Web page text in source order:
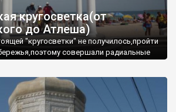
кругосветка(от
до Атлеша)
"кругосветки" не получилось,пройти
совершали радиальные